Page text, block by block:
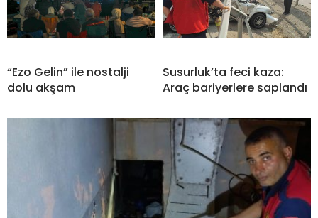
“Ezo Gelin” ile nostalji
dolu akşam
Susurluk’ta feci kaza:
Araç bariyerlere saplandı